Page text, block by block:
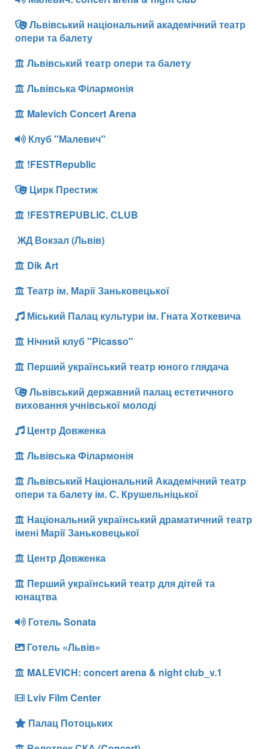
Львівський національний академічний театр
опери та балету
Львівський театр опери та балету
Львівська Філармонія
Malevich Concert Arena
Клуб "Малевич"
!FESTRepublic
Цирк Престиж
!FESTREPUBLIC. CLUB
ЖД Вокзал (Львів)
Dik Art
Театр ім. Марії Заньковецької
Міський Палац культури ім. Гната Хоткевича
Нічний клуб "Picasso"
Перший український театр юного глядача
Львівський державний палац естетичного
виховання учнівської молоді
Центр Довженка
Львівська Філармонія
Львівський Національний Академічний театр
опери та балету ім. С. Крушельніцької
Національний український драматичний театр
імені Марії Заньковецької
Центр Довженка
Перший український театр для дітей та
юнацтва
Готель Sonata
Готель «Львів»
MALEVICH: concert arena & night club_v.1
Lviv Film Center
Палац Потоцьких